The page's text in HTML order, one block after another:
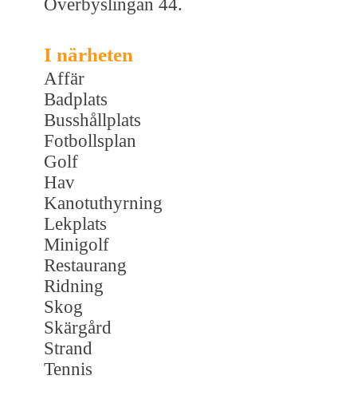
Överbyslingan 44.
I närheten
Affär
Badplats
Busshållplats
Fotbollsplan
Golf
Hav
Kanotuthyrning
Lekplats
Minigolf
Restaurang
Ridning
Skog
Skärgård
Strand
Tennis